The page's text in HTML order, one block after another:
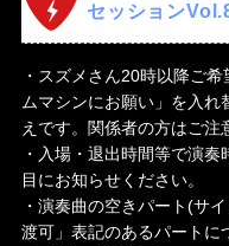
セッション
・スズメさん20時以降ご
ムマシンにお願い」を入
えです。関係者の方はご注
・入場・退出時間等で演
目にお知らせください。
・演奏曲の空きパート(サ
渡可」表記のあるパートに